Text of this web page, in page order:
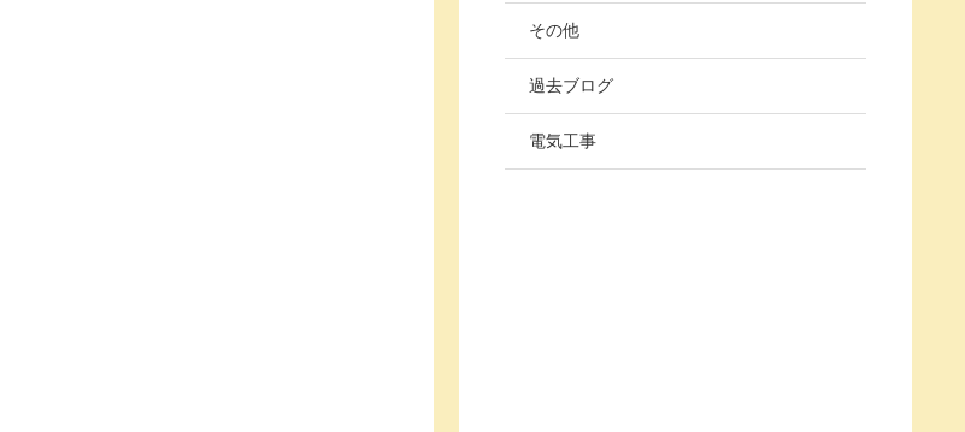
その他
過去ブログ
電気工事